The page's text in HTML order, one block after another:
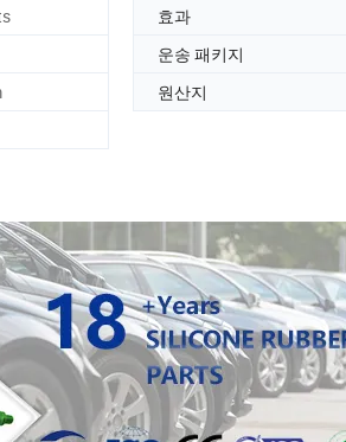
효과
운송 패키지
원산지